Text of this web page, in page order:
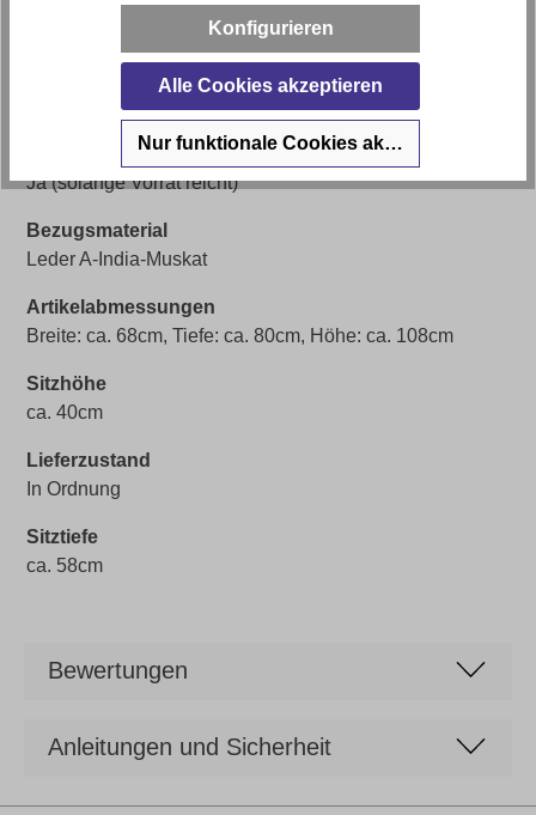
Sofort Lieferbar 🚚
Ja (solange Vorrat reicht)
Bezugsmaterial
Leder A-India-Muskat
Artikelabmessungen
Breite: ca. 68cm, Tiefe: ca. 80cm, Höhe: ca. 108cm
Sitzhöhe
ca. 40cm
Lieferzustand
In Ordnung
Sitztiefe
ca. 58cm
Bewertungen
Anleitungen und Sicherheit
Konfigurieren
Alle Cookies akzeptieren
Nur funktionale Cookies akzeptieren